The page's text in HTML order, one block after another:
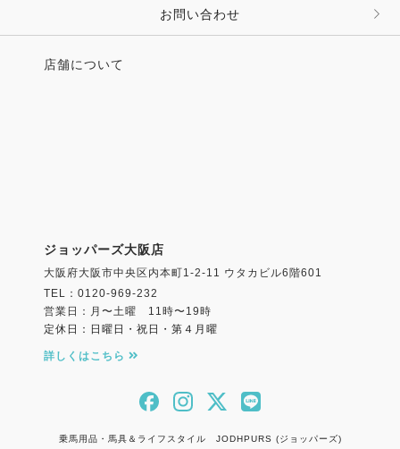
お問い合わせ
店舗について
ジョッパーズ大阪店
大阪府大阪市中央区内本町1-2-11 ウタカビル6階601
TEL：0120-969-232
営業日：月〜土曜 11時〜19時
定休日：日曜日・祝日・第４月曜
詳しくはこちら
乗馬用品・馬具＆ライフスタイル JODHPURS (ジョッパーズ)